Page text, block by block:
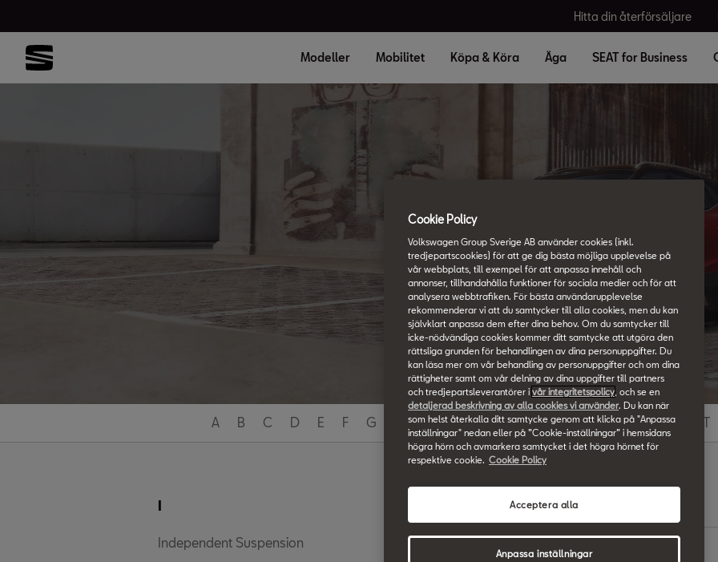
Hitta din återförsäljare
Modeller Mobilitet Köpa & Köra Äga SEAT for Business
Allt du vill veta
A B C D E F G I J K L M N O P Q R T
I
Independent Suspension
Cookie Policy
Volkswagen Group Sverige AB använder cookies (inkl.
tredjepartscookies) för att ge dig bästa möjliga upplevelse på
vår webbplats, till exempel för att anpassa innehåll och
annonser, tillhandahålla funktioner för sociala medier och för att
analysera webbtrafiken. För bästa användarupplevelse
rekommenderar vi att du samtycker till alla cookies, men du kan
självklart anpassa dem efter dina behov. Om du samtycker till
icke-nödvändiga cookies kommer ditt samtycke att utgöra den
rättsliga grunden för behandlingen av dina personuppgifter. Du
kan läsa mer om vår behandling av personuppgifter och om dina
rättigheter samt om vår delning av dina uppgifter till partners
och tredjepartsleverantörer i vår integritetspolicy , och se en
detaljerad beskrivning av alla cookies vi använder. Du kan när
som helst återkalla ditt samtycke genom att klicka på "Anpassa
inställningar" nedan eller på ”Cookie-inställningar” i hemsidans
högra hörn och avmarkera samtycket i det högra hörnet för
respektive cookie. Cookie Policy
Acceptera alla
Anpassa inställningar